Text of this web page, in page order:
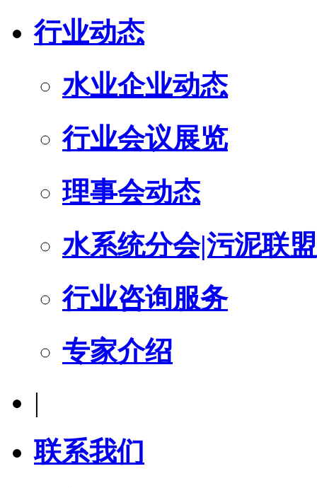
行业动态
水业企业动态
行业会议展览
理事会动态
水系统分会|污泥联
行业咨询服务
专家介绍
|
联系我们